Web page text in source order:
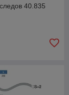
40.835